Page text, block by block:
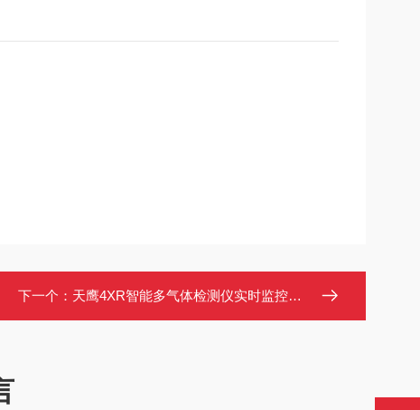
下一个： 天鹰4XR智能多气体检测仪实时监控蓝牙连接报警